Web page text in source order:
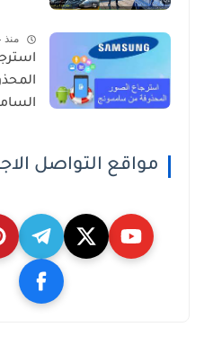
منذ
مواقع التواصل